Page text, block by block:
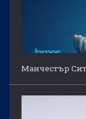
Манчестър